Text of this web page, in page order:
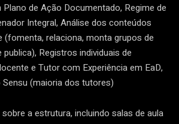
de Ação Documentado, Regime de
Integral, Análise dos conteúdos
(fomenta, relaciona, monta grupos de
Registros individuais de
e Tutor com Experiência em EaD,
(maioria dos tutores)
a estrutura, incluindo salas de aula